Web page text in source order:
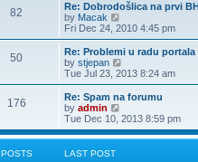
82
Re: Dobrodošlica na prvi
by Macak
i
e
w
t
h
a
t
e
s
Fri Dec 24, 2010 4:45 pm
50
Re: Problemi u radu
by stjepan
i
e
w
h
l
Tue Jul 23, 2013 8:24 am
176
Re: Spam na forumu
by admin
i
e
w
Tue Dec 10, 2013 8:59 pm
POSTS LAST POST